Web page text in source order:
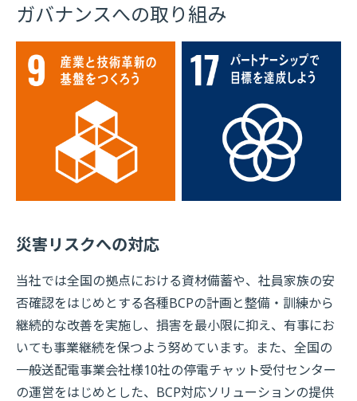
ガバナンスへの取り組み
災害リスクへの対応
当社では全国の拠点における資材備蓄や、社員家族の安
否確認をはじめとする各種BCPの計画と整備・訓練から
継続的な改善を実施し、損害を最小限に抑え、有事にお
いても事業継続を保つよう努めています。また、全国の
一般送配電事業会社様10社の停電チャット受付センター
の運営をはじめとした、BCP対応ソリューションの提供